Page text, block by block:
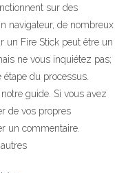
sur des
navigateur, de nombreux
un Fire Stick peut être un
ne vous inquiétez pas;
du processus.
guide. Si vous avez
de vos propres
un commentaire.